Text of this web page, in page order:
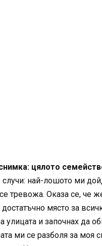
цялото
най-лошото ми
тревожа. Оказа се, че
място за
улицата и започнах да
ми се разболя за моя